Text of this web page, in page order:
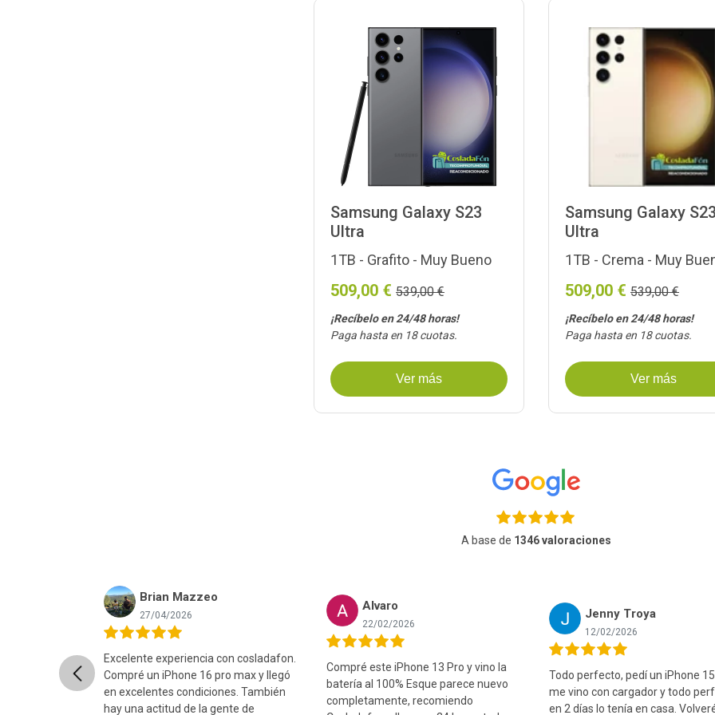
Samsung Galaxy S23
Ultra
1TB - Grafito - Muy Bueno
509,00 € 539,00 €
¡Recíbelo en 24/48 horas!
Paga hasta en 18 cuotas.
Ver más
Samsung Galaxy
Ultra
1TB - Crema - Muy
509,00 € 539,00 €
¡Recíbelo en 24/48 horas!
Paga hasta en 18 cuotas.
Ver más
A base de 1346 valoraciones
Previous
rápido, el
Brian Mazzeo
27/04/2026
Excelente experiencia con cosladafon.
Compré un iPhone 16 pro max y llegó
en excelentes condiciones. También
hay una actitud de la gente de
Alvaro
22/02/2026
Compré este iPhone 13 Pro y vino la
batería al 100% Esque parece nuevo
completamente, recomiendo
Jenny Troya
12/02/2026
Todo perfecto, pedí un iPhone
me vino con cargador y todo
en 2 días lo tenía en casa.